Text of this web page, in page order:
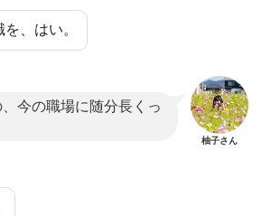
、はい。
今の職場に随分長くっ
柚子さん